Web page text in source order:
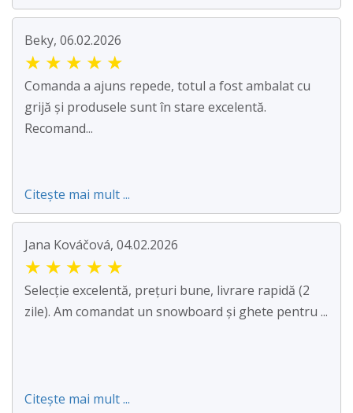
Beky, 06.02.2026
★ ★ ★ ★ ★
Comanda a ajuns repede, totul a fost ambalat cu
grijă și produsele sunt în stare excelentă.
Recomand...
Citește mai mult ...
Jana Kováčová, 04.02.2026
★ ★ ★ ★ ★
Selecție excelentă, prețuri bune, livrare rapidă (2
zile). Am comandat un snowboard și ghete pentru ...
Citește mai mult ...